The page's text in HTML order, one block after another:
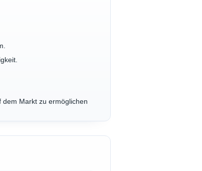
dem Markt zu ermöglichen